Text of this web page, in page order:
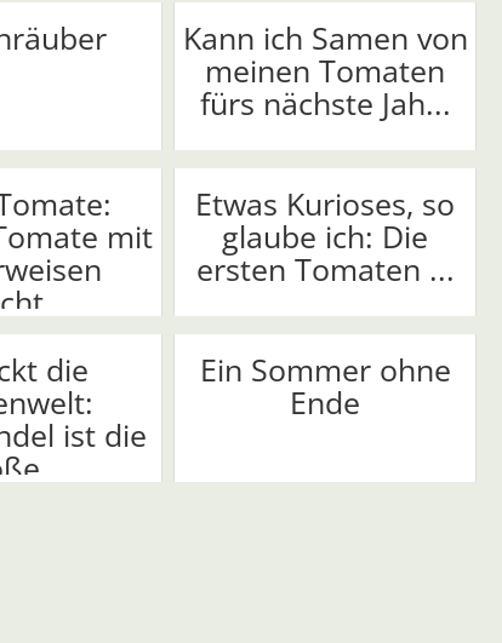
Kann ich Samen von
meinen Tomaten
fürs nächste Jah...
mit
Etwas Kurioses, so
glaube ich: Die
ersten Tomaten ...
die
ist die
Ein Sommer ohne
Ende